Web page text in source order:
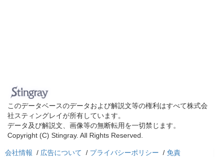
このデータベースのデータおよび解説文等の権利はすべて株式会
社スティングレイが所有しています。
データ及び解説文、画像等の無断転用を一切禁じます。
Copyright (C) Stingray. All Rights Reserved.
会社情報 / 広告について / プライバシーポリシー / 免責